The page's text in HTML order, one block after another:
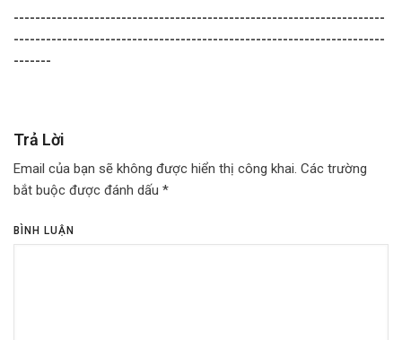
---------------------------------------------------------------------
---------------------------------------------------------------------
-------
Trả Lời
Email của bạn sẽ không được hiển thị công khai. Các trường
bắt buộc được đánh dấu *
BÌNH LUẬN